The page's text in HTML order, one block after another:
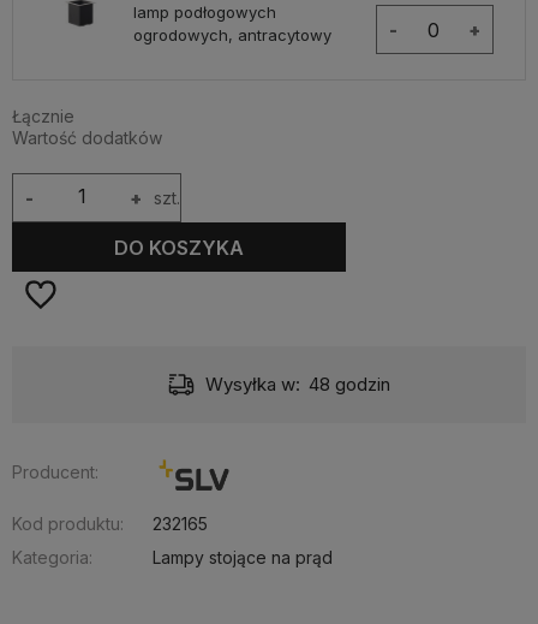
lamp podłogowych
ogrodowych, antracytowy
- +
Łącznie
Wartość dodatków
+
- szt.
DO KOSZYKA
Wysyłka w: 48 godzin
Producent:
Kod produktu:
232165
Kategoria:
Lampy stojące na prąd